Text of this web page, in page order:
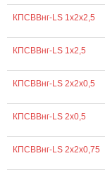
КПСВВнг-LS 1х2х2,5
КПСВВнг-LS 1х2,5
КПСВВнг-LS 2х2х0,5
КПСВВнг-LS 2х0,5
КПСВВнг-LS 2х2х0,75